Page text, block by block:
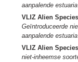
aanpalende
VLIZ Alien
Geïntroduceerde
aanpalende
VLIZ Alien
niet-inheemse